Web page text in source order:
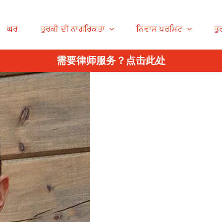
ਘਰ ਤੁਰਕੀ ਦੀ ਨਾਗਰਿਕਤਾ ਨਿਵਾਸ ਪਰਮਿਟ
需要律师服务？点击此处